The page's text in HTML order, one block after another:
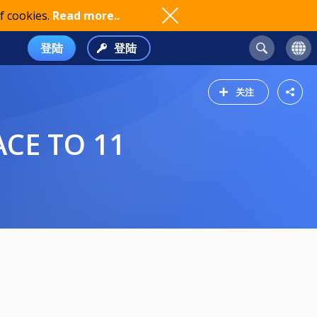
cookies. Read more..
登陆 登陆
关注
TO 11